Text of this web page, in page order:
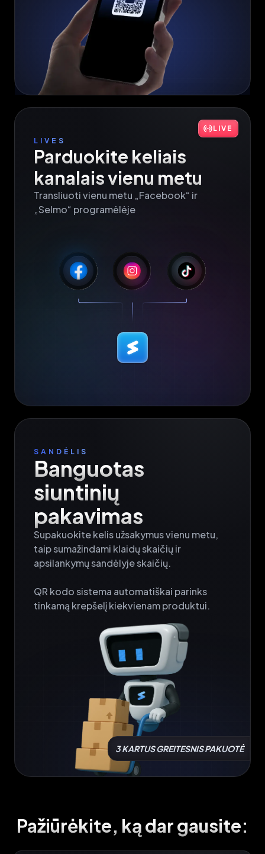
LIVE
LIVES
Parduokite keliais
kanalais vienu metu
Transliuoti vienu metu „Facebook“ ir
„Selmo“ programėlėje
SANDĖLIS
Banguotas
siuntinių
pakavimas
Supakuokite kelis užsakymus vienu metu,
taip sumažindami klaidų skaičių ir
apsilankymų sandėlyje skaičių.
QR kodo sistema automatiškai parinks
tinkamą krepšelį kiekvienam produktui.
3 KARTUS GREITESNIS PAKUOTĖ
Pažiūrėkite, ką dar gausite: